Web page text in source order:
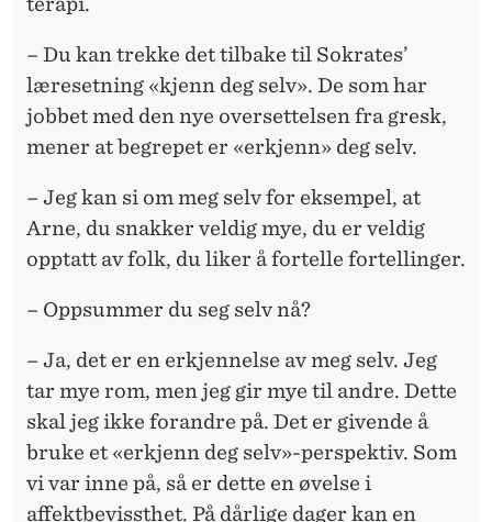
– Du kan trekke det tilbake til Sokrates’
læresetning «kjenn deg selv». De som har
jobbet med den nye oversettelsen fra gresk,
mener at begrepet er «erkjenn» deg selv.
– Jeg kan si om meg selv for eksempel, at
Arne, du snakker veldig mye, du er veldig
opptatt av folk, du liker å fortelle fortellinger.
– Oppsummer du seg selv nå?
– Ja, det er en erkjennelse av meg selv. Jeg
tar mye rom, men jeg gir mye til andre. Dette
skal jeg ikke forandre på. Det er givende å
bruke et «erkjenn deg selv»-perspektiv. Som
vi var inne på, så er dette en øvelse i
affektbevissthet. På dårlige dager kan en